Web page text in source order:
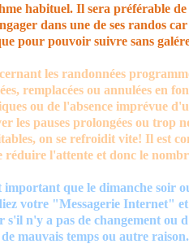
habituel. Il sera préférable
dans une de ses randos
pour pouvoir suivre sans
les randonnées
remplacées ou annulées en
ou de l'absence imprévue
les pauses prolongées ou trop
on se refroidit vite! Il est
réduire l'attente et donc le
important que le dimanche soir
votre "Messagerie Internet"
s'il n'y a pas de changement ou
de mauvais temps ou autre raison.